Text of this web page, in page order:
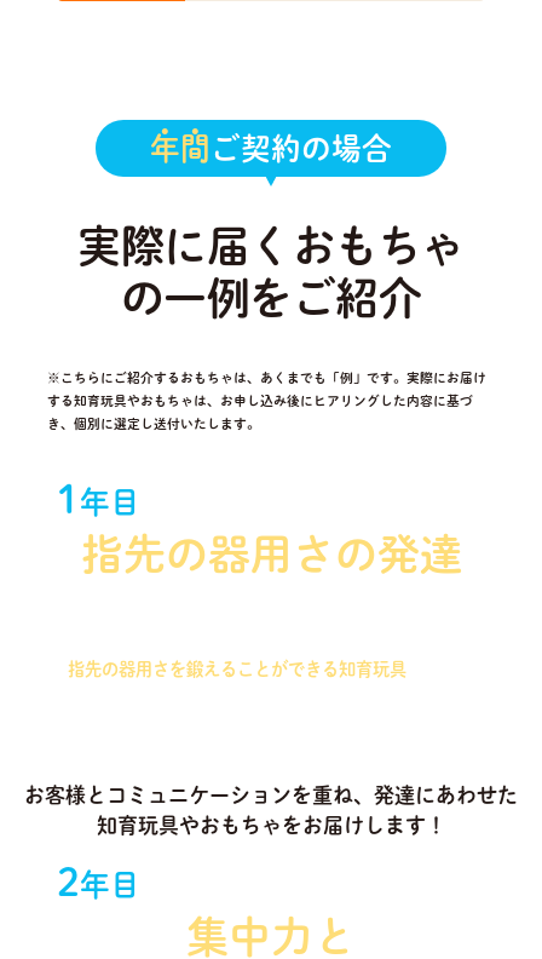
年間 ご契約の場合
実際に届くおもちゃ
の一例をご紹介
※こちらにご紹介するおもちゃは、あくまでも「例」です。実際にお届け
する知育玩具やおもちゃは、
お申し込み後にヒアリングした内容に基づ
き、個別に選定し送付いたします。
1 年目
指先の器用さの発達
指先の器用さを鍛えることができる知育玩具
お客様とコミュニケーションを重ね、発達にあわせた
知育玩具やおもちゃをお届けします！
2年目
集中力と